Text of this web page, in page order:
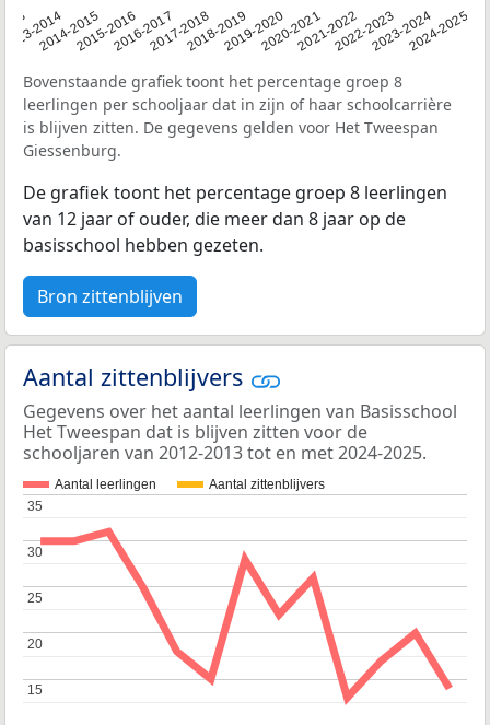
2013-20142014-20152015-20162016-20172017-20182018-20192019-20202020-20212021-20222022-20232023-20242024-2025
Bovenstaande grafiek toont het percentage groep 8
leerlingen per schooljaar dat in zijn of haar schoolcarrière
is blijven zitten. De gegevens gelden voor Het Tweespan
Giessenburg.
De grafiek toont het percentage groep 8 leerlingen
van 12 jaar of ouder, die meer dan 8 jaar op de
basisschool hebben gezeten.
Bron zittenblijven
Aantal zittenblijvers
Gegevens over het aantal leerlingen van Basisschool
Het Tweespan dat is blijven zitten voor de
schooljaren van 2012-2013 tot en met 2024-2025.
Aantal leerlingen Aantal zittenblijvers
15
15
20
20
25
25
30
30
35
35